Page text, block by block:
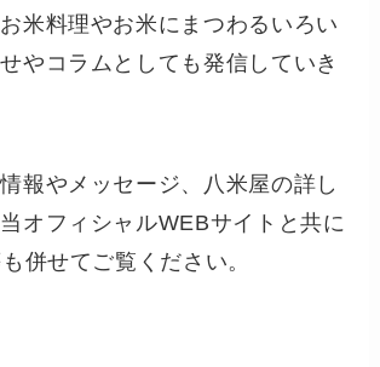
米料理やお米にまつわるいろい
やコラムとしても発信していき
報やメッセージ、八米屋の詳し
オフィシャルWEBサイトと共に
併せてご覧ください。